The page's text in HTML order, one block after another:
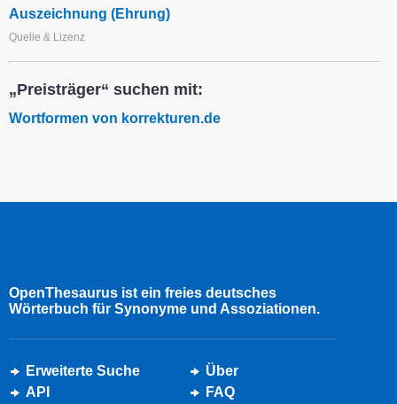
Auszeichnung (Ehrung)
Quelle & Lizenz
„Preisträger“ suchen mit:
Wortformen von korrekturen.de
OpenThesaurus ist ein freies deutsches
Wörterbuch für Synonyme und Assoziationen.
Erweiterte Suche
API
Über
FAQ